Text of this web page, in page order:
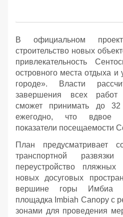
В официальном
строительство новых
привлекательность
островного места отдыха
городе». Власти
завершения всех работ
сможет принимать до 32
ежегодно, что вдвое
показатели посещаемости
План предусматривает
транспортной
переустройство пляжных
новых досуговых
вершине горы Имбиа
площадка Imbiah Canopy с
зонами для проведения